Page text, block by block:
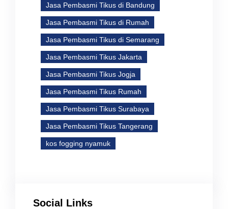
Jasa Pembasmi Tikus di Bandung
Jasa Pembasmi Tikus di Rumah
Jasa Pembasmi Tikus di Semarang
Jasa Pembasmi Tikus Jakarta
Jasa Pembasmi Tikus Jogja
Jasa Pembasmi Tikus Rumah
Jasa Pembasmi Tikus Surabaya
Jasa Pembasmi Tikus Tangerang
kos fogging nyamuk
Social Links